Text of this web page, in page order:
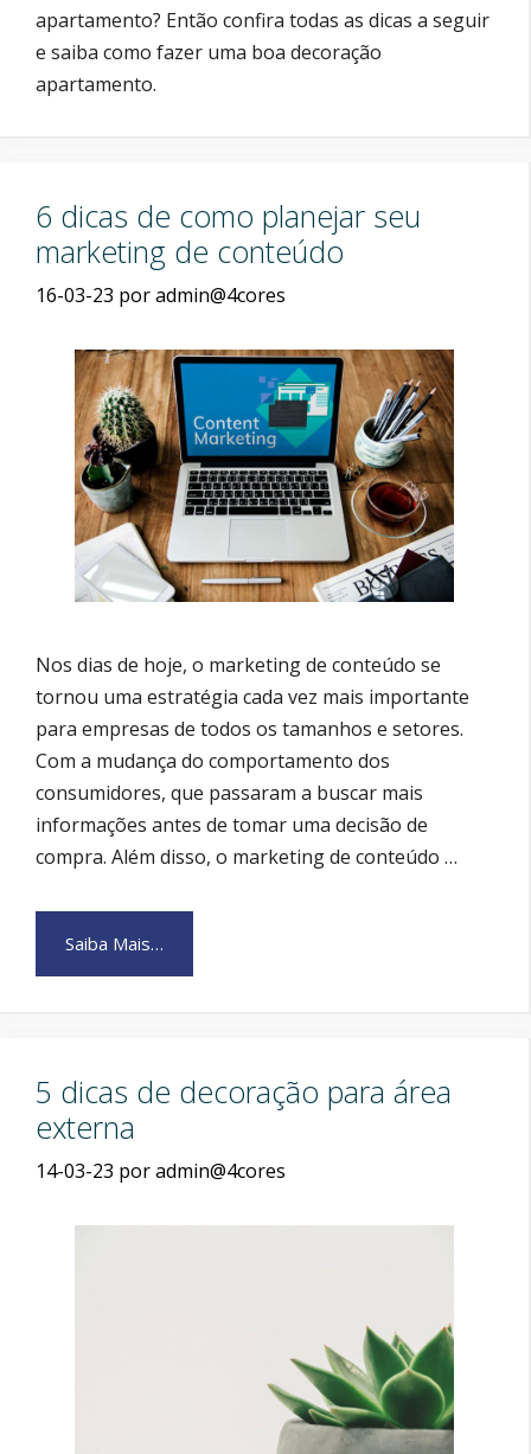
apartamento? Então confira todas as dicas a seguir
e saiba como fazer uma boa decoração
apartamento.
6 dicas de como planejar seu
marketing de conteúdo
16-03-23 poradmin@4cores
Nos dias de hoje, o marketing de conteúdo se
tornou uma estratégia cada vez mais importante
para empresas de todos os tamanhos e setores.
Com a mudança do comportamento dos
consumidores, que passaram a buscar mais
informações antes de tomar uma decisão de
compra. Além disso, o marketing de conteúdo …
Saiba Mais…
5 dicas de decoração para área
externa
14-03-23 poradmin@4cores